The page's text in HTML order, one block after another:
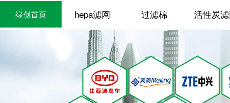
绿创首页 hepa滤网 过滤棉 活性炭